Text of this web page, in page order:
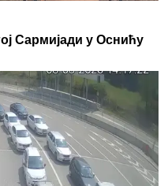
Сармијади у Оснићу